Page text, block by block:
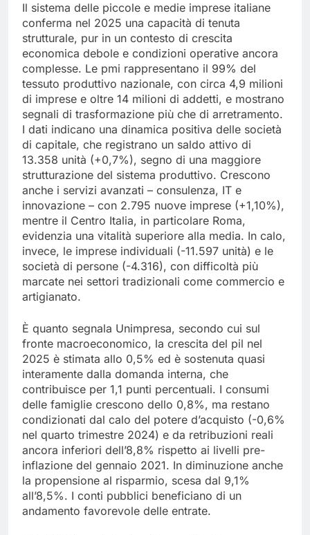
Il sistema delle piccole e medie imprese italiane
conferma nel 2025 una capacità di tenuta
strutturale, pur in un contesto di crescita
economica debole e condizioni operative ancora
complesse. Le pmi rappresentano il 99% del
tessuto produttivo nazionale, con circa 4,9 milioni
di imprese e oltre 14 milioni di addetti, e mostrano
segnali di trasformazione più che di arretramento.
I dati indicano una dinamica positiva delle società
di capitale, che registrano un saldo attivo di
13.358 unità (+0,7%), segno di una maggiore
strutturazione del sistema produttivo. Crescono
anche i servizi avanzati – consulenza, IT e
innovazione – con 2.795 nuove imprese (+1,10%),
mentre il Centro Italia, in particolare Roma,
evidenzia una vitalità superiore alla media. In calo,
invece, le imprese individuali (-11.597 unità) e le
società di persone (-4.316), con difficoltà più
marcate nei settori tradizionali come commercio e
artigianato.
È quanto segnala Unimpresa, secondo cui sul
fronte macroeconomico, la crescita del pil nel
2025 è stimata allo 0,5% ed è sostenuta quasi
interamente dalla domanda interna, che
contribuisce per 1,1 punti percentuali. I consumi
delle famiglie crescono dello 0,8%, ma restano
condizionati dal calo del potere d’acquisto (-0,6%
nel quarto trimestre 2024) e da retribuzioni reali
ancora inferiori dell’8,8% rispetto ai livelli pre-
inflazione del gennaio 2021. In diminuzione anche
la propensione al risparmio, scesa dal 9,1%
all’8,5%. I conti pubblici beneficiano di un
andamento favorevole delle entrate.